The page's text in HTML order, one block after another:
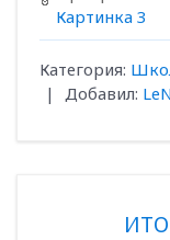
Картинка 3
Категория:
|
Добавил: